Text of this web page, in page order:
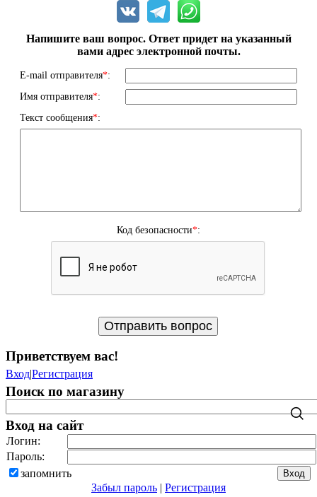
Напишите ваш вопрос. Ответ придет на указанный
вами адрес электронной почты.
E-mail отправителя*:
Имя отправителя*:
Текст сообщения*:
Код безопасности*:
Приветствуем вас!
Вход|Регистрация
Поиск по магазину
Вход на сайт
Логин:
Пароль:
запомнить
Забыл пароль | Регистрация